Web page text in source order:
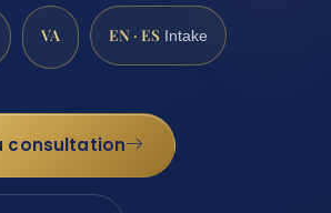
VA EN · ES Intake
consultation